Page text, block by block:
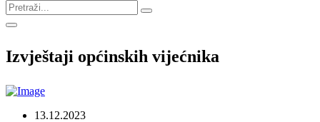
Izvještaji općinskih vijećnika
13.12.2023